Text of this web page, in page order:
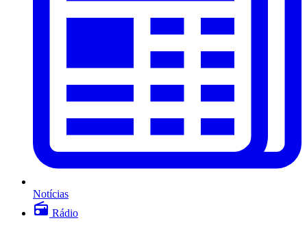
Notícias
Rádio